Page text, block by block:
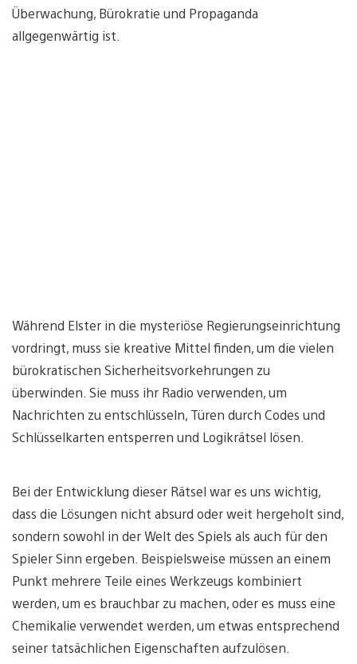
Überwachung, Bürokratie und Propaganda
allgegenwärtig ist.
Während Elster in die mysteriöse Regierungseinrichtung
vordringt, muss sie kreative Mittel finden, um die vielen
bürokratischen Sicherheitsvorkehrungen zu
überwinden. Sie muss ihr Radio verwenden, um
Nachrichten zu entschlüsseln, Türen durch Codes und
Schlüsselkarten entsperren und Logikrätsel lösen.
Bei der Entwicklung dieser Rätsel war es uns wichtig,
dass die Lösungen nicht absurd oder weit hergeholt sind,
sondern sowohl in der Welt des Spiels als auch für den
Spieler Sinn ergeben. Beispielsweise müssen an einem
Punkt mehrere Teile eines Werkzeugs kombiniert
werden, um es brauchbar zu machen, oder es muss eine
Chemikalie verwendet werden, um etwas entsprechend
seiner tatsächlichen Eigenschaften aufzulösen.